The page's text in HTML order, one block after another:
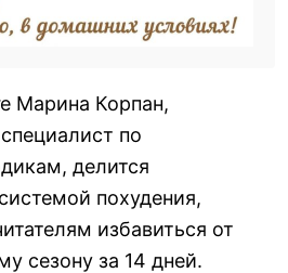
Марина Корпан,
по
делится
похудения,
избавиться от
сезону за 14 дней.